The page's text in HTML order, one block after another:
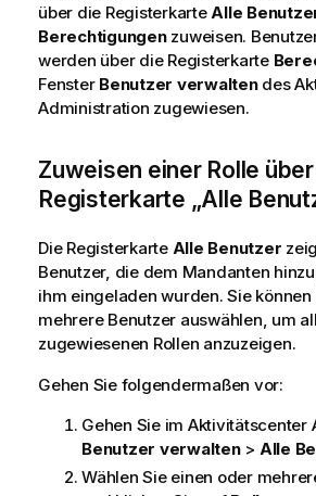
w
über die Registerkarte Alle
Berechtigungenzuweisen.
werden über die Registerkarte
Fenster Benutzer verwaltendes
Administration zugewiesen.
Zuweisen einer Rolle
Registerkarte „Alle
Die Registerkarte Alle Benutzer
Benutzer, die dem Mandanten
ihm eingeladen wurden. Sie
mehrere Benutzer auswählen, um
zugewiesenen Rollen anzuzeigen.
Gehen Sie folgendermaßen vor:
Gehen Sie im Aktivitätscenter
Benutzer verwalten> Alle
Wählen Sie einen oder